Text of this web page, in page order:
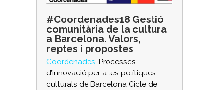
#Coordenades18 Gestió
comunitària de la cultura
a Barcelona. Valors,
reptes i propostes
Coordenades. Processos
d’innovació per a les polítiques
culturals de Barcelona Cicle de